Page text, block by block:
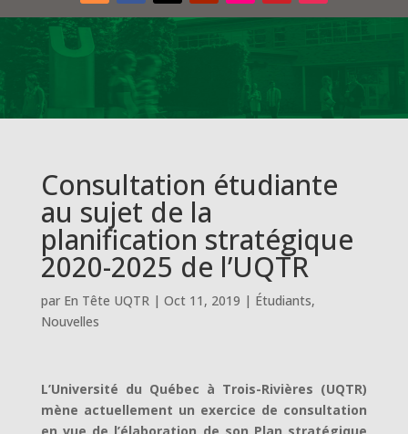
Consultation étudiante
au sujet de la
planification stratégique
2020-2025 de l’UQTR
par En Tête UQTR| Oct 11, 2019 | Étudiants,
Nouvelles
L’Université du Québec à Trois-Rivières (UQTR)
mène actuellement un exercice de consultation